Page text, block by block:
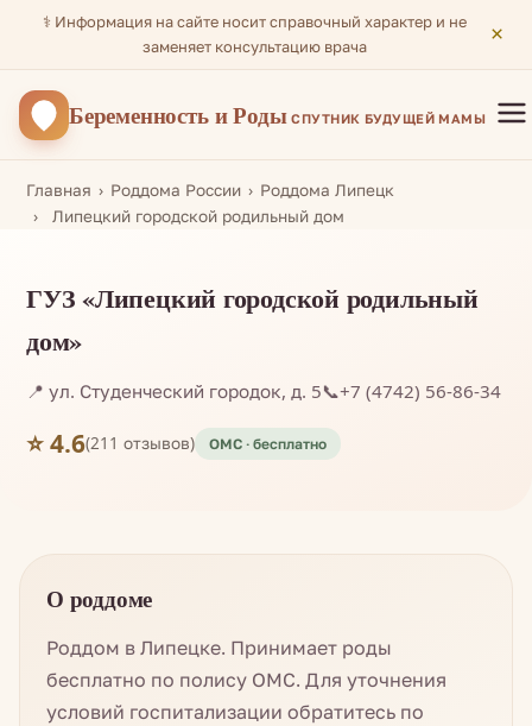
⚕️ Информация на сайте носит справочный характер и не
заменяет консультацию врача
×
Беременностьи Роды СПУТНИК БУДУЩЕЙ МАМЫ
Главная Роддома России
Роддома Липецк
Липецкий городской родильный дом
ГУЗ «Липецкий городской родильный
дом»
📍 ул. Студенческий городок, д. 5📞+7 (4742) 56-86-34
⭐ 4.6(211 отзывов)
О роддоме
Роддом в Липецке. Принимает роды
бесплатно по полису ОМС. Для уточнения
условий госпитализации обратитесь по